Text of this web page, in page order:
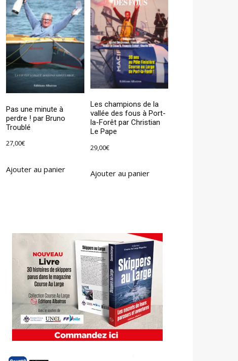
Pas une minute à
perdre ! par Bruno
Troublé
27,00€
Ajouter au panier
Les champions de la
vallée des fous à Port-
la-Forêt par Christian
Le Pape
29,00€
Ajouter au panier